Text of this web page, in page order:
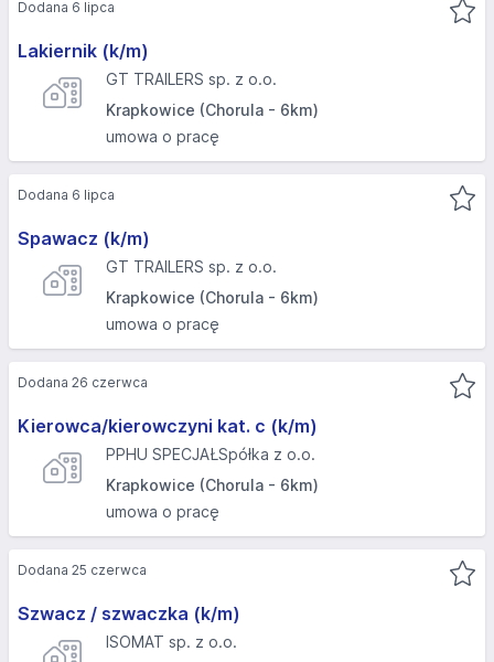
Lakiernik (k/m)
GT TRAILERS sp. z o.o.
Krapkowice (Chorula - 6km)
umowa o pracę
Dodana 6 lipca
Spawacz (k/m)
GT TRAILERS sp. z o.o.
Krapkowice (Chorula - 6km)
umowa o pracę
Dodana 6 lipca
Kierowca/kierowczyni kat. c (k/m)
PPHU SPECJAŁSpółka z o.o.
Krapkowice (Chorula - 6km)
umowa o pracę
Dodana 26 czerwca
Szwacz / szwaczka (k/m)
ISOMAT sp. z o.o.
Dodana 25 czerwca